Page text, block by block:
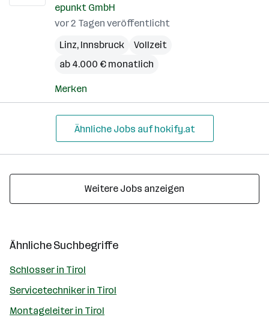
epunkt GmbH
vor 2 Tagen veröffentlicht
Linz, Innsbruck
Vollzeit
ab 4.000 € monatlich
Merken
Ähnliche Jobs auf hokify.at
Weitere Jobs anzeigen
Ähnliche Suchbegriffe
Schlosser in Tirol
Servicetechniker in Tirol
Montageleiter in Tirol